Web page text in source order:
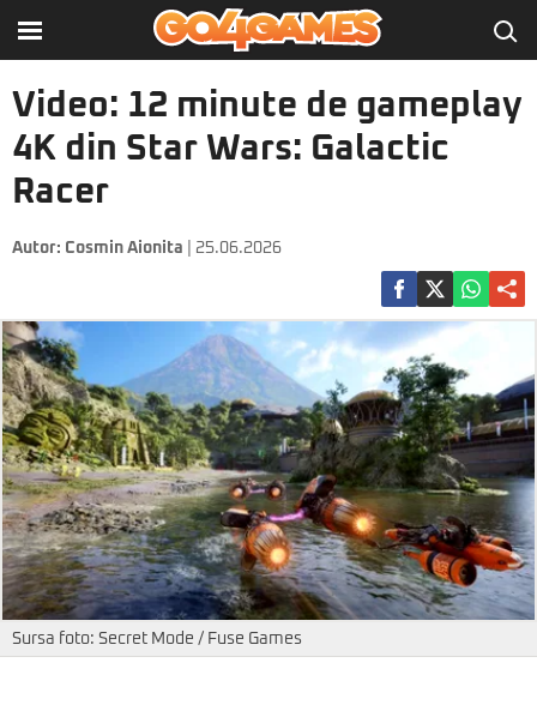
Video: 12 minute de gameplay
4K din Star Wars: Galactic
Racer
Autor: Cosmin Aionita | 25.06.2026
Sursa foto: Secret Mode / Fuse Games